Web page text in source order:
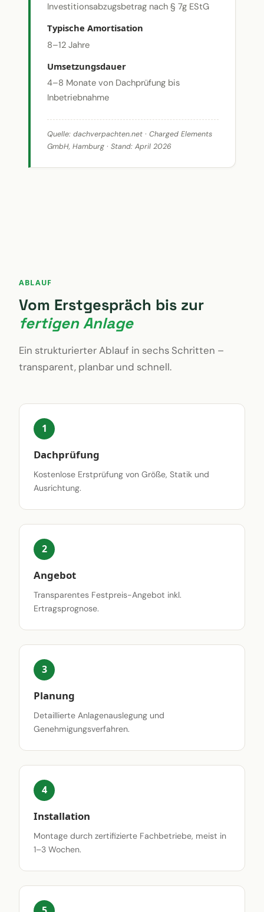
Investitionsabzugsbetrag nach § 7g EStG
Typische Amortisation
8–12 Jahre
Umsetzungsdauer
4–8 Monate von Dachprüfung bis
Inbetriebnahme
Quelle: dachverpachten.net · Charged Elements
GmbH, Hamburg · Stand: April 2026
ABLAUF
Vom Erstgespräch bis zur
fertigen Anlage
Ein strukturierter Ablauf in sechs Schritten –
transparent, planbar und schnell.
1
Dachprüfung
Kostenlose Erstprüfung von Größe, Statik und
Ausrichtung.
2
Angebot
Transparentes Festpreis-Angebot inkl.
Ertragsprognose.
3
Planung
Detaillierte Anlagenauslegung und
Genehmigungsverfahren.
4
Installation
Montage durch zertifizierte Fachbetriebe, meist in
1–3 Wochen.